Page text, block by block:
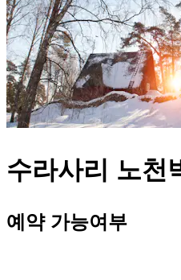
수라사리 노천
예약 가능여부